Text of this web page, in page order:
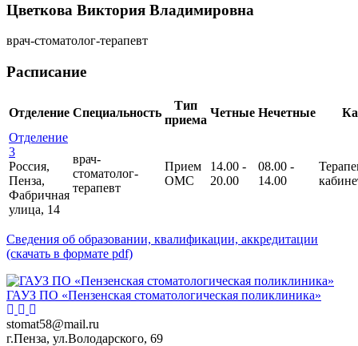
Цветкова Виктория Владимировна
врач-стоматолог-терапевт
Расписание
Отделение Специальность
Тип
приема
Четные Нечетные
Отделение
3
Россия,
Пенза,
Фабричная
улица, 14
врач-
стоматолог-
терапевт
Прием
ОМС
14.00 -
20.00
08.00 -
14.00
Сведения об образовании, квалификации, аккредитации
(скачать в формате pdf)
ГАУЗ ПО «Пензенская стоматологическая поликлиника»
stomat58@mail.ru
г.Пенза, ул.Володарского, 69